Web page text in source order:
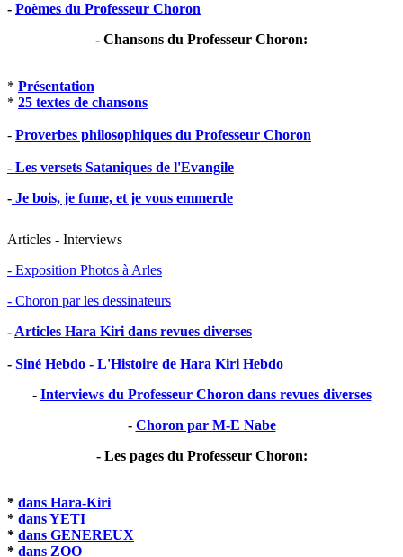
- Poèmes du Professeur Choron
- Chansons du Professeur Choron:
* Présentation
* 25 textes de chansons
- Proverbes philosophiques du Professeur Choron
- Les versets Sataniques de l'Evangile
- Je bois, je fume, et je vous emmerde
Articles - Interviews
- Exposition Photos à Arles
- Choron par les dessinateurs
- Articles Hara Kiri dans revues diverses
- Siné Hebdo - L'Histoire de Hara Kiri Hebdo
- Interviews du Professeur Choron dans revues diverses
- Choron par M-E Nabe
- Les pages du Professeur Choron:
* dans Hara-Kiri
* dans YETI
* dans GENEREUX
* dans ZOO